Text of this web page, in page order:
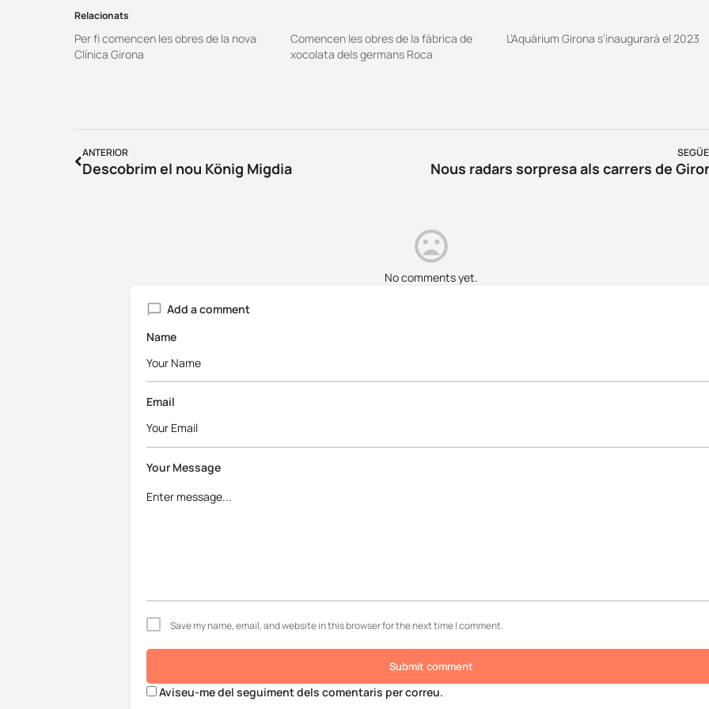
Relacionats
Per fi comencen les obres de la nova
Clínica Girona
Comencen les obres de la fàbrica de
xocolata dels germans Roca
L’Aquàrium Girona s’inaugurarà el 2023
ANTERIOR
Descobrim el nou König Migdia Nous radars sorpresa als carrers de
No comments yet.
Add a comment
Name
Email
Your Message
Save my name, email, and website in this browser for the next time I comment.
Submit comment
Aviseu-me del seguiment dels comentaris per correu.